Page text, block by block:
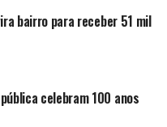
bairro para receber 51 mil
celebram 100 anos